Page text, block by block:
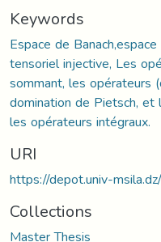
Keywords
Espace de
tensoriel injective, Les
sommant, les opérateurs
domination de Pietsch,
les opérateurs intégraux.
URI
https://depot.univ-
Collections
Master Thesis